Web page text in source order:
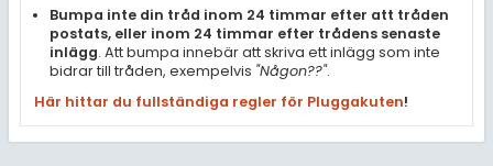
Bumpa inte din tråd inom 24 timmar efter att tråden
postats, eller inom 24 timmar efter trådens senaste
inlägg. Att bumpa innebär att skriva ett inlägg som inte
bidrar till tråden, exempelvis "Någon??".
Här hittar du fullständiga regler för Pluggakuten!
För lärare
3 inloggade
Om Pluggakuten